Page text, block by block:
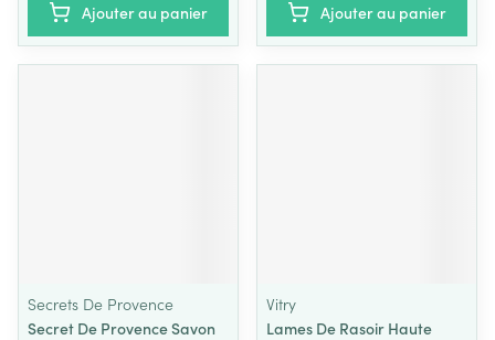
Ajouter au panier Ajouter au panier
Secrets De Provence
Secret De Provence Savon
Vitry
Lames De Rasoir Haute